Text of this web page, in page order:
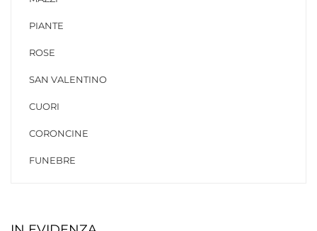
PIANTE
ROSE
SAN VALENTINO
CUORI
CORONCINE
FUNEBRE